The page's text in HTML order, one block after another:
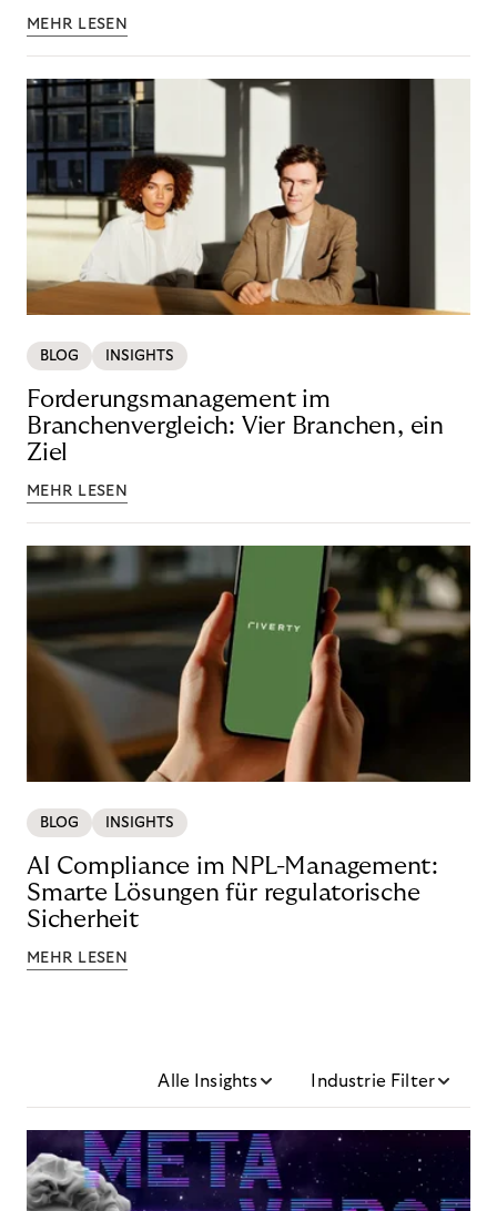
MEHR LESEN
BLOG INSIGHTS
Forderungsmanagement im
Branchenvergleich: Vier Branchen, ein
Ziel
MEHR LESEN
BLOG INSIGHTS
AI Compliance im NPL-Management:
Smarte Lösungen für regulatorische
Sicherheit
MEHR LESEN
Alle Insights Industrie Filter